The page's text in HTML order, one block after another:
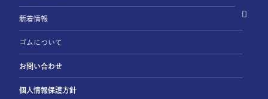
新着情報
ゴムについて
お問い合わせ
個人情報保護方針